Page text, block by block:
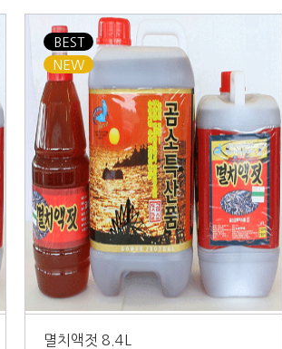
BEST
NEW
멸치액젓 8.4L